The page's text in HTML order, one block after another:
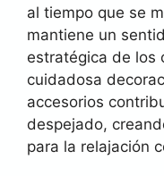
al tiempo que se
mantiene un
estratégica de los
cuidadosa
accesorios
despejado,
para la relajación